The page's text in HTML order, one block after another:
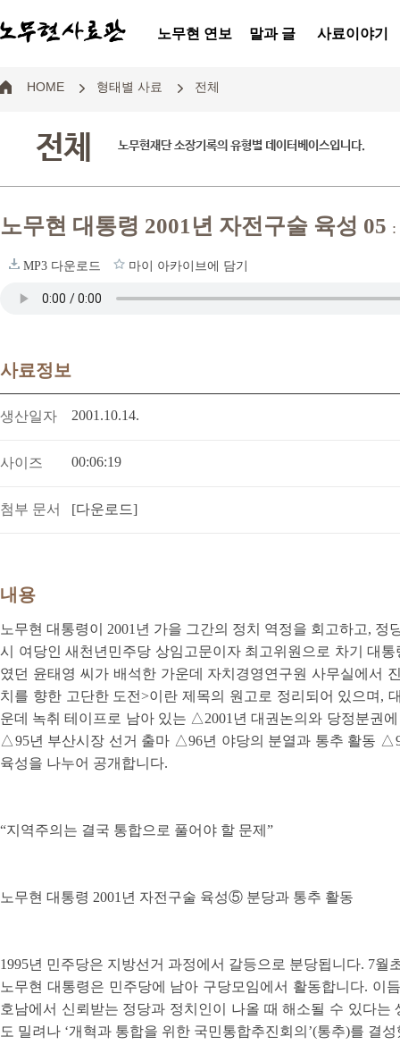
노무현 연보 말과 글 사료이야기
HOME 형태별 사료 전체
전체 노무현재단 소장기록의 유형별 데이터베이스입니다.
노무현 대통령 2001년 자전구술 육성 05
MP3 다운로드 마이 아카이브에 담기
사료정보
생산일자 2001.10.14.
사이즈 00:06:19
첨부 문서 [다운로드]
내용
노무현 대통령이 2001년 가을 그간의 정치 역정을 회고하고,
시 여당인 새천년민주당 상임고문이자 최고위원으로 차기 대
였던 윤태영 씨가 배석한 가운데 자치경영연구원 사무실에서
치를 향한 고단한 도전>이란 제목의 원고로 정리되어 있으며,
운데 녹취 테이프로 남아 있는 △2001년 대권논의와 당정분권
△95년 부산시장 선거 출마 △96년 야당의 분열과 통추 활동
육성을 나누어 공개합니다.
“지역주의는 결국 통합으로 풀어야 할 문제”
노무현 대통령 2001년 자전구술 육성⑤ 분당과 통추 활동
1995년 민주당은 지방선거 과정에서 갈등으로 분당됩니다. 7
노무현 대통령은 민주당에 남아 구당모임에서 활동합니다. 이
호남에서 신뢰받는 정당과 정치인이 나올 때 해소될 수 있다
도 밀려나 ‘개혁과 통합을 위한 국민통합추진회의’(통추)를 결